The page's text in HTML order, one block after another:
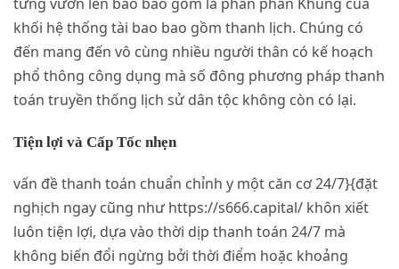
khối hệ thống tài bao bao gồm thanh lịch. Chúng có
đến mang đến vô cùng nhiều người thân có kế hoạch
phổ thông công dụng mà số đông phương pháp thanh
toán truyền thống lịch sử dân tộc không còn có lại.
Tiện lợi và Cấp Tốc nhẹn
vấn đề thanh toán chuẩn chỉnh y một căn cơ 24/7}{đặt
nghịch ngay cũng như https://s666.capital/ khôn xiết
luôn tiện lợi, dựa vào thời dịp thanh toán 24/7 mà
không biến đổi ngừng bởi thời điểm hoặc khoảng